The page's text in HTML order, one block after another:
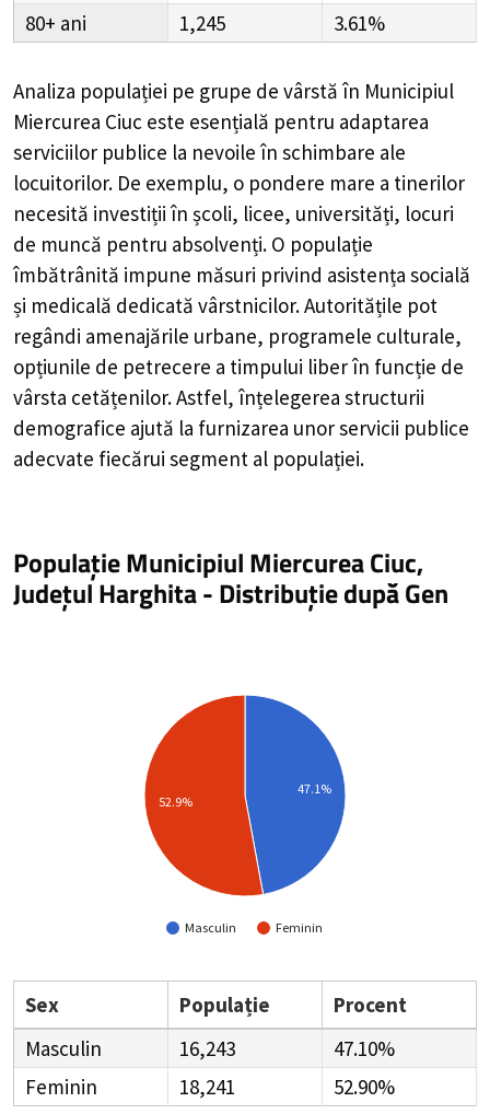
80+
1,245 3.61%
Analiza populației pe grupe de vârstă în Municipiul
Miercurea Ciuc este esențială pentru adaptarea
serviciilor publice la nevoile în schimbare ale
locuitorilor. De exemplu, o pondere mare a tinerilor
necesită investiții în școli, licee, universități, locuri
de muncă pentru absolvenți. O populație
îmbătrânită impune măsuri privind asistența socială
și medicală dedicată vârstnicilor. Autoritățile pot
regândi amenajările urbane, programele culturale,
opțiunile de petrecere a timpului liber în funcție de
vârsta cetățenilor. Astfel, înțelegerea structurii
demografice ajută la furnizarea unor servicii publice
adecvate fiecărui segment al populației.
Populație Municipiul Miercurea Ciuc,
Județul Harghita-Distribuțiedupă Gen
Masculin Feminin
47.1%
52.9%
Sex Populație
Procent
Masculin
16,243
47.10%
Feminin
18,241 52.90%